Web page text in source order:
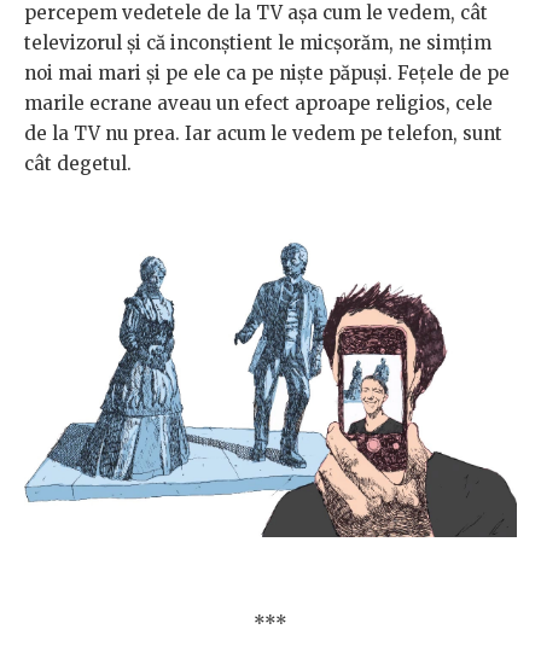
percepem vedetele de la TV așa cum le vedem, cât
televizorul și că inconștient le micșorăm, ne simțim
noi mai mari și pe ele ca pe niște păpuși. Fețele de pe
marile ecrane aveau un efect aproape religios, cele
de la TV nu prea. Iar acum le vedem pe telefon, sunt
cât degetul.
***